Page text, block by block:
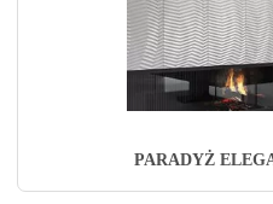
PARADYŻ